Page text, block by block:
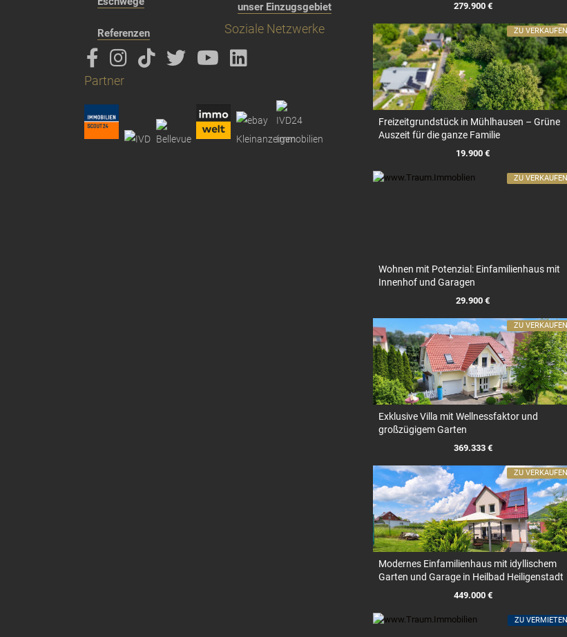
unser Einzugsgebiet
Referenzen Soziale Netzwerke
Partner
279.900 €
Freizeitgrundstück in Mühlhausen – Grüne
Auszeit für die ganze Familie
19.900 €
ZU VERKAUFEN
Wohnen mit Potenzial: Einfamilienhaus mit
Innenhof und Garagen
29.900 €
ZU VERKAUFEN
Exklusive Villa mit Wellnessfaktor und
großzügigem Garten
369.333 €
ZU VERKAUFEN
Modernes Einfamilienhaus mit idyllischem
Garten und Garage in Heilbad Heiligenstadt
449.000 €
ZU VERKAUFEN
ZU VERMIETEN